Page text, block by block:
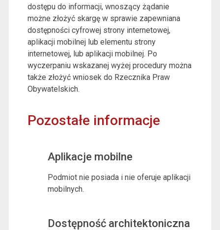
dostępu do informacji, wnoszący żądanie
możne złożyć skargę w sprawie zapewniana
dostępności cyfrowej strony internetowej,
aplikacji mobilnej lub elementu strony
internetowej, lub aplikacji mobilnej. Po
wyczerpaniu wskazanej wyżej procedury można
także złożyć wniosek do Rzecznika Praw
Obywatelskich.
Pozostałe informacje
Aplikacje mobilne
Podmiot nie posiada i nie oferuje aplikacji
mobilnych.
Dostępność architektoniczna